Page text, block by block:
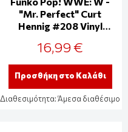
"Mr. Perfect" Curt
Hennig #208 Vinyl
16,99 €
Προσθήκη στο Καλάθι
Διαθεσιμότητα:Άμεσα διαθέσιμο